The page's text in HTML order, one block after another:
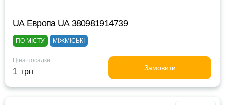
UА Европа UА 380981914739
ПО МІСТУ МІЖМІСЬКІ
Ціна посадки
1 грн Замовити